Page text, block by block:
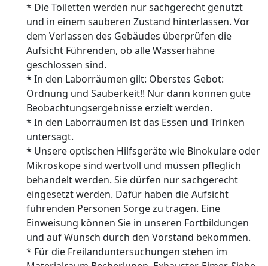
* Die Toiletten werden nur sachgerecht genutzt
und in einem sauberen Zustand hinterlassen. Vor
dem Verlassen des Gebäudes überprüfen die
Aufsicht Führenden, ob alle Wasserhähne
geschlossen sind.
* In den Laborräumen gilt: Oberstes Gebot:
Ordnung und Sauberkeit!! Nur dann können gute
Beobachtungsergebnisse erzielt werden.
* In den Laborräumen ist das Essen und Trinken
untersagt.
* Unsere optischen Hilfsgeräte wie Binokulare oder
Mikroskope sind wertvoll und müssen pfleglich
behandelt werden. Sie dürfen nur sachgerecht
eingesetzt werden. Dafür haben die Aufsicht
führenden Personen Sorge zu tragen. Eine
Einweisung können Sie in unseren Fortbildungen
und auf Wunsch durch den Vorstand bekommen.
* Für die Freilanduntersuchungen stehen im